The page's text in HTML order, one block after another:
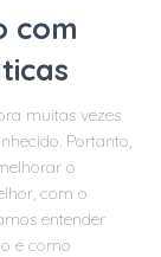
com
muitas vezes
Portanto,
o
com o
entender
e como